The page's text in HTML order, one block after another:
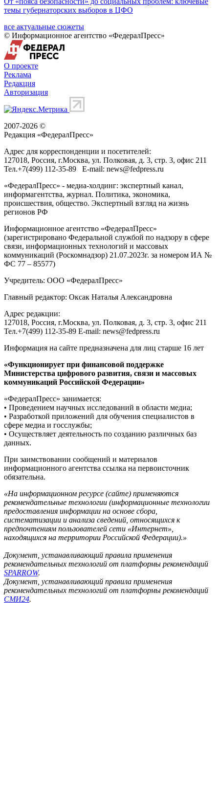
темы губернаторских выборов в ЦФО
все актуальные сюжеты
© Информационное агентство «ФедералПресс»
О проекте
Реклама
Редакция
Авторизация
2007-2026 ©
Редакция «ФедералПресс»
Адрес для корреспонденции и посетителей:
127018, Россия, г.Москва, ул. Полковая, д. 3, стр. 3, офис 211
Тел.+7(499) 112-35-89 E-mail: news@fedpress.ru
«ФедералПресс» - медиа-холдинг: экспертный канал,
информагентства, журнал. Политика, экономика,
происшествия, общество. Экспертный взгляд на жизнь
регионов РФ
Информационное агентство «ФедералПресс»
(зарегистрировано Федеральной службой по надзору в сфере
связи, информационных технологий и массовых
коммуникаций (Роскомнадзор) 21.07.2023г. за номером ИА №
ФС 77 – 85577)
Учредитель: ООО «ФедералПресс»
Главный редактор: Оксак Наталья Александровна
Адрес редакции:
127018, Россия, г.Москва, ул. Полковая, д. 3, стр. 3, офис 211
Тел.+7(499) 112-35-89 E-mail: news@fedpress.ru
Информация на сайте предназначена для лиц старше 16 лет
«Функционирует при финансовой поддержке
Министерства цифрового развития, связи и массовых
коммуникаций Российской Федерации»
«ФедералПресс» занимается:
• Проведением научных исследований в области медиа;
• Разработкой приложений для обучения специалистов в
сфере медиа и госслужбы;
• Осуществляет деятельность по созданию различных баз
данных.
При заимствовании сообщений и материалов
информационного агентства ссылка на первоисточник
обязательна.
«На информационном ресурсе (сайте) применяются
рекомендательные технологии (информационные технологии
предоставления информации на основе сбора,
систематизации и анализа сведений, относящихся к
предпочтениям пользователей сети «Интернет»,
находящихся на территории Российской Федерации).»
Документ, устанавливающий правила применения
рекомендательных технологий от платформы рекомендаций
SPARROW.
Документ, устанавливающий правила применения
рекомендательных технологий от платформы рекомендаций
СМИ24.